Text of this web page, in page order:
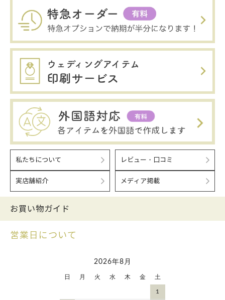
私たちについて レビュー・口コミ
実店舗紹介 メディア掲載
お買い物ガイド
営業日について
2026年8月
日 月 火 水 木 金 土
1